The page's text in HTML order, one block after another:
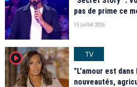
pas de prime ce
15 juillet 2026
player2
TV
"L'amour est dans
nouveautés,